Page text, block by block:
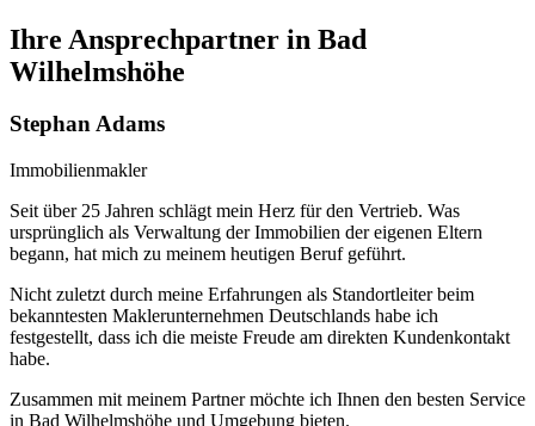
Ihre Ansprechpartner in Bad
Wilhelmshöhe
Stephan Adams
Immobilienmakler
Seit über 25 Jahren schlägt mein Herz für den Vertrieb. Was
ursprünglich als Verwaltung der Immobilien der eigenen Eltern
begann, hat mich zu meinem heutigen Beruf geführt.
Nicht zuletzt durch meine Erfahrungen als Standortleiter beim
bekanntesten Maklerunternehmen Deutschlands habe ich
festgestellt, dass ich die meiste Freude am direkten Kundenkontakt
habe.
Zusammen mit meinem Partner möchte ich Ihnen den besten Service
in Bad Wilhelmshöhe und Umgebung bieten.